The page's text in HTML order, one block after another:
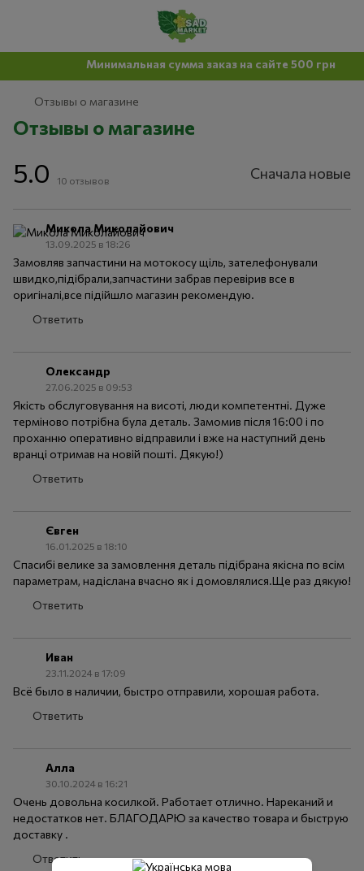
Минимальная сумма заказ на сайте 500 грн
Отзывы о магазине
Отзывы о магазине
5.0 10 отзывов Сначала новые
Микола Миколайович
13.09.2025 в 18:26
Замовляв запчастини на мотокосу щіль, зателефонували
швидко,підібрали,запчастини забрав перевірив все в
оригіналі,все підійшло магазин рекомендую.
Ответить
Олександр
27.06.2025 в 09:53
Якість обслуговування на висоті, люди компетентні. Дуже
терміново потрібна була деталь. Замомив після 16:00 і по
проханню оперативно відправили і вже на наступний день
вранці отримав на новій пошті. Дякую!)
Ответить
Євген
16.01.2025 в 18:10
Спасибі велике за замовлення деталь підібрана якісна по всім
параметрам, надіслана вчасно як і домовлялися.Ще раз дякую!
Ответить
Иван
23.11.2024 в 17:09
Всё было в наличии, быстро отправили, хорошая работа.
Ответить
Алла
30.10.2024 в 16:21
Очень довольна косилкой. Работает отлично. Нареканий и
недостатков нет. БЛАГОДАРЮ за качество товара и быструю
доставку .
Ответить